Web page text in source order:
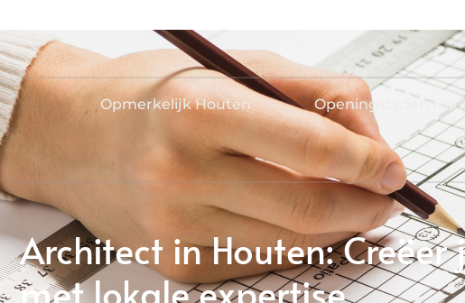
Opmerkelijk Houten Openingstijden
Architect in Houten:
met lokale expertise